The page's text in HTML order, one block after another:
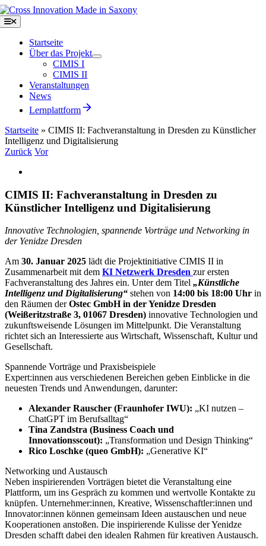
Zum
Inhalt
springen
Toggle
Navigation
Startseite
Über das Projekt
CIMIS I
CIMIS II
Veranstaltungen
News
Lernplattform
Startseite » CIMIS II: Fachveranstaltung in Dresden zu Künstlicher
Intelligenz und Digitalisierung
Zurück Vor
Bild
CIMIS II: Fachveranstaltung in Dresden zu
Künstlicher Intelligenz und Digitalisierung
Innovative Technologien, spannende Vorträge und Networking in
der Yenidze Dresden
Am 30. Januar 2025 lädt die Projektinitiative CIMIS II in
Zusammenarbeit mit dem KI Netzwerk Dresden zur ersten
Fachveranstaltung des Jahres ein. Unter dem Titel „Künstliche
Intelligenz und Digitalisierung“ stehen von 14:00 bis 18:00 Uhr in
den Räumen derOstec GmbH in der Yenidze Dresden
(Weißeritzstraße 3, 01067 Dresden) innovative Technologien und
zukunftsweisende Lösungen im Mittelpunkt. Die Veranstaltung
richtet sich an Interessierte aus Wirtschaft, Wissenschaft, Kultur und
Gesellschaft.
Spannende Vorträge und Praxisbeispiele
Expert:innen aus verschiedenen Bereichen geben Einblicke in die
neuesten Trends und Anwendungen, darunter:
Alexander Rauscher (Fraunhofer IWU): „KI nutzen –
ChatGPT im Berufsalltag“
Tina Zandstra (Business Coach und
Innovationsscout): „Transformation und Design Thinking“
Rico Loschke (queo GmbH): „Generative KI“
Networking und Austausch
Neben inspirierenden Vorträgen bietet die Veranstaltung eine
Plattform, um ins Gespräch zu kommen und wertvolle Kontakte zu
knüpfen. Unternehmer:innen, Kreative, Wissenschaftler:innen und
Innovator:innen können gemeinsam Ideen austauschen und neue
Kooperationen anstoßen. Die inspirierende Kulisse der Yenidze
Dresden schafft dabei den idealen Rahmen für kreativen Austausch.